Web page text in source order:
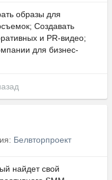
образы для
Создавать
и PR-видео;
для бизнес-
Белвторпроект
найдет свой